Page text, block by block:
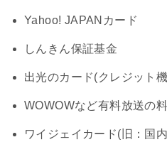
Yahoo! JAPANカード
しんきん保証基金
出光のカード(クレジット
WOWOWなど有料放送の
ワイジェイカード(旧：国